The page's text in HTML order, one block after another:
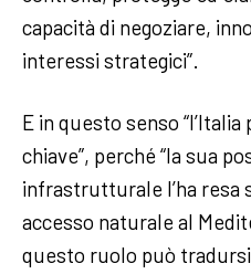
capacità di negoziare,
interessi strategici”.
E in questo senso
chiave”, perché “la sua
infrastrutturale l’ha resa
accesso naturale al
questo ruolo può